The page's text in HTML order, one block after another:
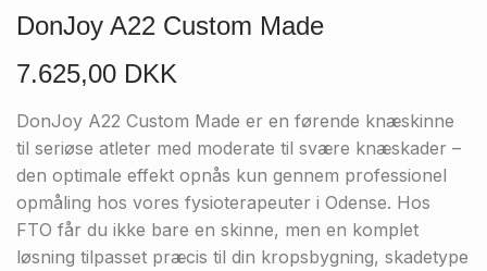
DonJoy A22 Custom Made
7.625,00 DKK
DonJoy A22 Custom Made er en førende knæskinne
til seriøse atleter med moderate til svære knæskader –
den optimale effekt opnås kun gennem professionel
opmåling hos vores fysioterapeuter i Odense. Hos
FTO får du ikke bare en skinne, men en komplet
løsning tilpasset præcis til din kropsbygning, skadetype